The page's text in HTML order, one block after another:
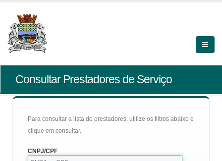
Consultar Prestadores de Serviço
Para consultar a lista de prestadores, utilize os filtros abaixo e
clique em consultar.
CNPJ/CPF